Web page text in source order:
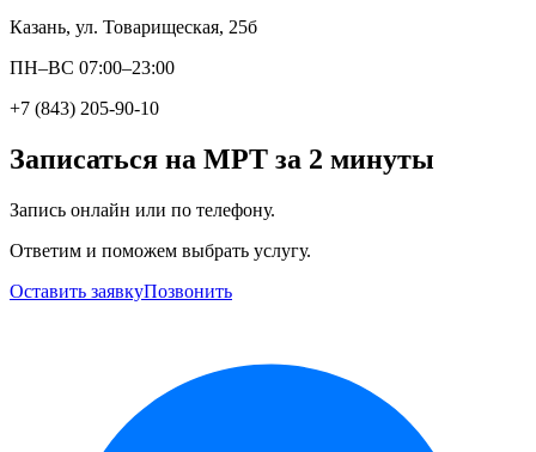
Казань, ул. Товарищеская, 25б
ПН–ВС 07:00–23:00
+7 (843) 205-90-10
Записаться на МРТ за 2 минуты
Запись онлайн или по телефону.
Ответим и поможем выбрать услугу.
Оставить заявкуПозвонить